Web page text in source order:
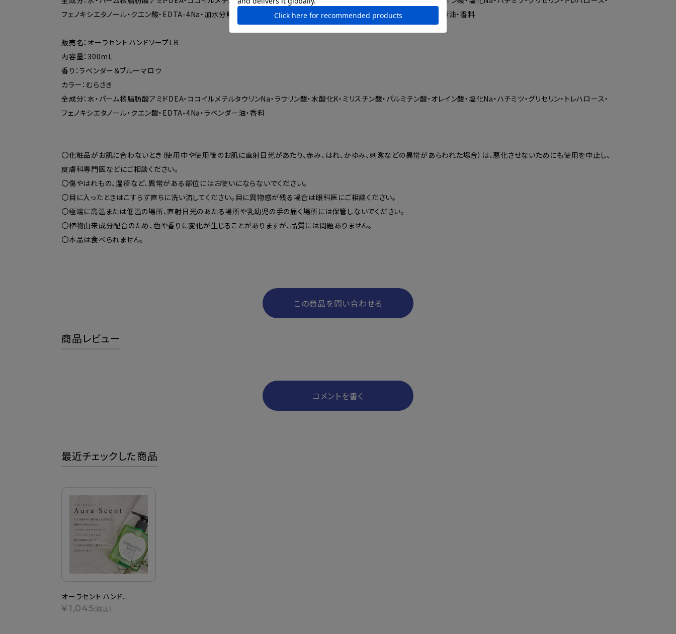
フェノキシエタノール・クエン酸・EDTA-4Na・加水分解クチナシエキス・クチナシエキス・乳糖・デキストリン・ローズマリー葉油・香料
販売名：オーラセント ハンドソープLB
内容量：300mL
香り：ラベンダー＆ブルーマロウ
カラー：むらさき
全成分：水・パーム核脂肪酸アミドDEA・ココイルメチルタウリンNa・ラウリン酸・水酸化K・ミリスチン酸・パルミチン酸・オレイン酸・塩化Na・ハチミツ・グリセリン・トレハロース・
フェノキシエタノール・クエン酸・EDTA-4Na・ラベンダー油・香料
〇化粧品がお肌に合わないとき（使用中や使用後のお肌に直射日光があたり、赤み、はれ、かゆみ、刺激などの異常があらわれた場合）は、悪化させないためにも使用を中止し、
皮膚科専門医などにご相談ください。
〇傷やはれもの、湿疹など、異常がある部位にはお使いにならないでください。
〇目に入ったときはこすらず直ちに洗い流してください。目に異物感が残る場合は眼科医にご相談ください。
〇極端に高温または低温の場所、直射日光のあたる場所や乳幼児の手の届く場所には保管しないでください。
〇植物由来成分配合のため、色や香りに変化が生じることがありますが、品質には問題ありません。
〇本品は食べられません。
この商品を問い合わせる
商品レビュー
コメントを書く
最近チェックした商品
オーラセント ハンド...
¥1,045(税込)